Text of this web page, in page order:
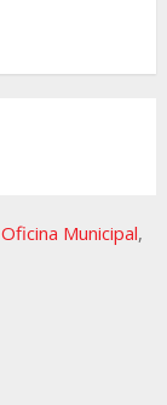
Oficina Municipal,